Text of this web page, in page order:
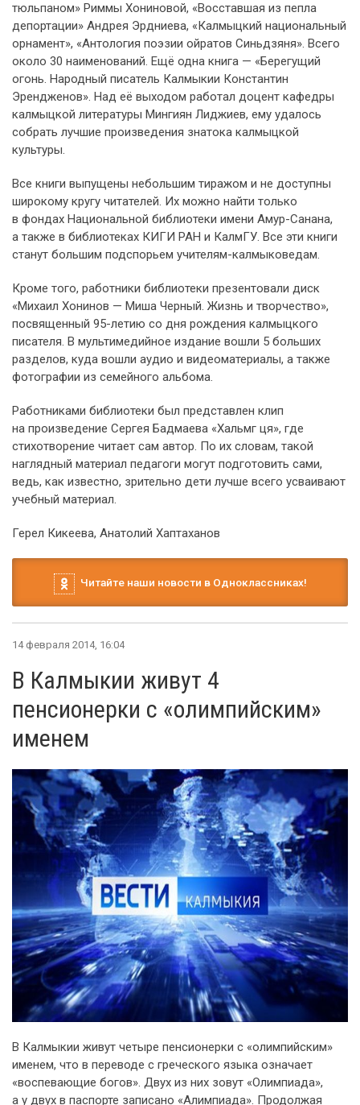
тюльпаном» Риммы Хониновой, «Восставшая из пепла
депортации» Андрея Эрдниева, «Калмыцкий национальный
орнамент», «Антология поэзии ойратов Синьдзяня». Всего
около 30 наименований. Ещё одна книга — «Берегущий
огонь. Народный писатель Калмыкии Константин
Эрендженов». Над её выходом работал доцент кафедры
калмыцкой литературы Мингиян Лиджиев, ему удалось
собрать лучшие произведения знатока калмыцкой
культуры.
Все книги выпущены небольшим тиражом и не доступны
широкому кругу читателей. Их можно найти только
в фондах Национальной библиотеки имени Амур-Санана,
а также в библиотеках КИГИ РАН и КалмГУ. Все эти книги
станут большим подспорьем учителям-калмыковедам.
Кроме того, работники библиотеки презентовали диск
«Михаил Хонинов — Миша Черный. Жизнь и творчество»,
посвященный 95-летию со дня рождения калмыцкого
писателя. В мультимедийное издание вошли 5 больших
разделов, куда вошли аудио и видеоматериалы, а также
фотографии из семейного альбома.
Работниками библиотеки был представлен клип
на произведение Сергея Бадмаева «Хальмг ця», где
стихотворение читает сам автор. По их словам, такой
наглядный материал педагоги могут подготовить сами,
ведь, как известно, зрительно дети лучше всего усваивают
учебный материал.
Герел Кикеева, Анатолий Хаптаханов
Читайте наши новости в Одноклассниках!
14 февраля 2014, 16:04
В Калмыкии живут 4
пенсионерки с «олимпийским»
именем
В Калмыкии живут четыре пенсионерки с «олимпийским»
именем, что в переводе с греческого языка означает
«воспевающие богов». Двух из них зовут «Олимпиада»,
а у двух в паспорте записано «Алимпиада». Продолжая